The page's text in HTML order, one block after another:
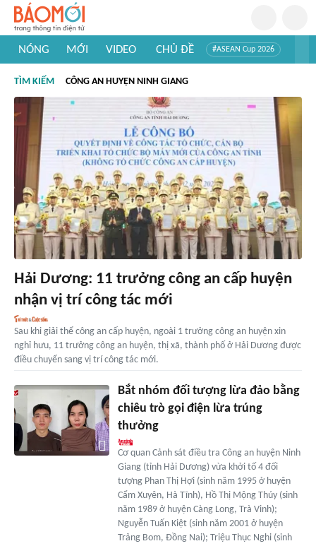
NÓNG MỚI VIDEO CHỦ ĐỀ #ASEAN Cup 2026
#Khám phá thế giới
TÌM KIẾM CÔNG AN HUYỆN NINH GIANG
Hải Dương: 11 trưởng công an cấp huyện
nhận vị trí công tác mới
Sau khi giải thể công an cấp huyện, ngoài 1 trưởng công an huyện xin
nghỉ hưu, 11 trưởng công an huyện, thị xã, thành phố ở Hải Dương được
điều chuyển sang vị trí công tác mới.
Bắt nhóm đối tượng lừa đảo bằng
chiêu trò gọi điện lừa trúng
thưởng
Cơ quan Cảnh sát điều tra Công an huyện Ninh
Giang (tỉnh Hải Dương) vừa khởi tố 4 đối
tượng Phan Thị Hợi (sinh năm 1995 ở huyện
Cẩm Xuyên, Hà Tĩnh), Hồ Thị Mộng Thúy (sinh
năm 1989 ở huyện Càng Long, Trà Vinh);
Nguyễn Tuấn Kiệt (sinh năm 2001 ở huyện
Trảng Bom, Đồng Nai); Triệu Thục Nghi (sinh